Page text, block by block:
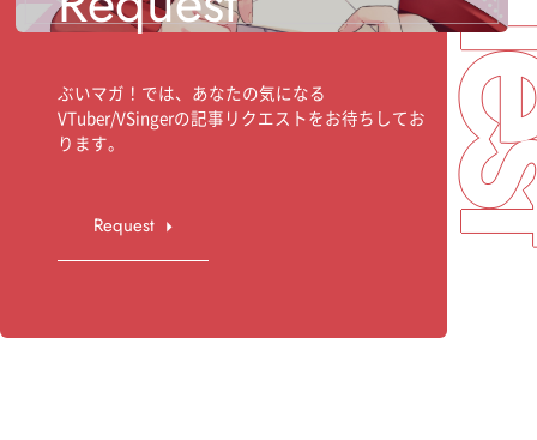
ぶいマガ！では、あなたの気になる
VTuber/VSingerの記事リクエストをお待ちしてお
ります。
Request